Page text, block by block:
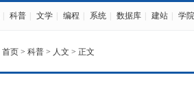
科普 文学 编程 系统 数据库 建站 学院
首页 > 科普 > 人文 > 正文